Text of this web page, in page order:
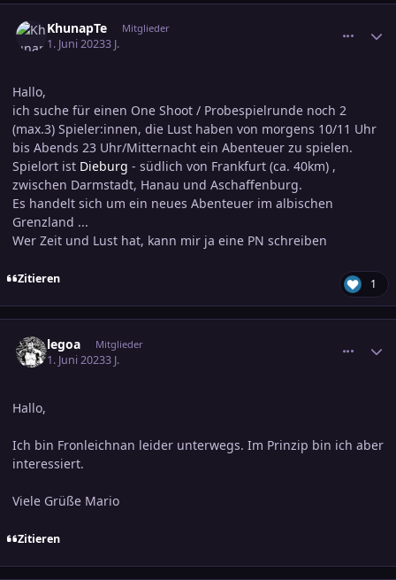
KhunapTe Mitglieder
1. Juni 20233 J.
Hallo,
ich suche für einen One Shoot / Probespielrunde noch 2
(max.3) Spieler:innen, die Lust haben von morgens 10/11 Uhr
bis Abends 23 Uhr/Mitternacht ein Abenteuer zu spielen.
Spielort ist Dieburg - südlich von Frankfurt (ca. 40km) ,
zwischen Darmstadt, Hanau und Aschaffenburg.
Es handelt sich um ein neues Abenteuer im albischen
Grenzland ...
Wer Zeit und Lust hat, kann mir ja eine PN schreiben
Zitieren 1
legoa Mitglieder
1. Juni 20233 J.
Hallo,
Ich bin Fronleichnan leider unterwegs. Im Prinzip bin ich aber
interessiert.
Viele Grüße Mario
Zitieren